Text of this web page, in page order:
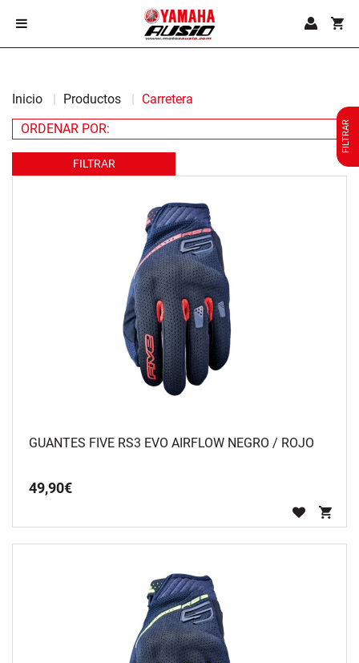
Inicio Productos Carretera
FILTRAR
FILTRAR
GUANTES FIVE RS3 EVO AIRFLOW NEGRO / ROJO
49,90€